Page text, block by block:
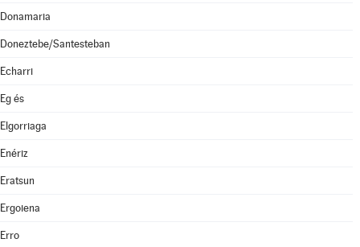
Donamaria
Doneztebe/Santesteban
Echarri
Eg és
Elgorriaga
Enériz
Eratsun
Ergoiena
Erro